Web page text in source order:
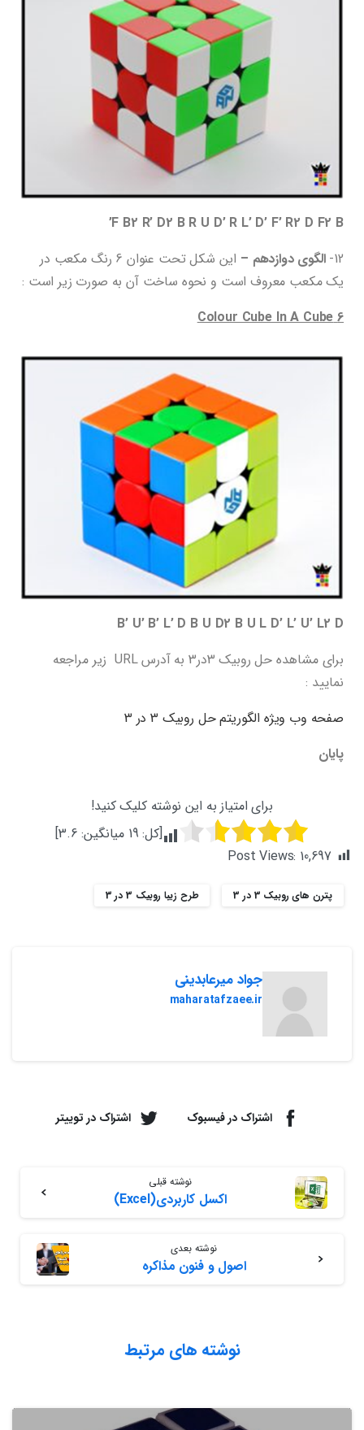
F B2 R’ D2 B R U D’ R L’ D’ F’ R2 D F2 B’
12- الگوی دوازدهم –
این شکل تحت عنوان 6 رنگ مکعب در
یک مکعب معروف است و نحوه ساخت آن به صورت زیر است :
6 Colour Cube In A Cube
B’ U’ B’ L’ D B U D2 B U L D’ L’ U’ L2 D
برای مشاهده حل روبیک 3در3 به آدرس URL زیر مراجعه
نمایید :
صفحه وب ویژه الگوریتم حل روبیک 3 در 3
پایان
برای امتیاز به این نوشته کلیک کنید!
[کل: 19 میانگین: 3.6
]
Post Views: 10,697
پترن های روبیک 3 در 3 طرح زیبا روبیک 3 در 3
جواد میرعابدینی
maharatafzaee.ir
اشتراک در فیسبوک اشتراک در توییتر
نوشته قبلی
اکسل کاربردی(Excel)
نوشته بعدی
اصول و فنون مذاکره
نوشته های مرتبط